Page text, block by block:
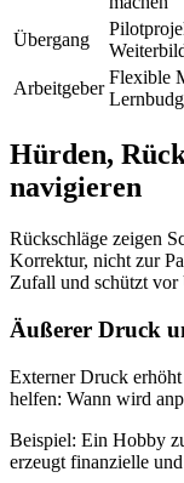
Übergang
Arbeitgeber
Flexible
Hürden,
navigieren
Rückschläge zeigen
Korrektur, nicht zur
Zufall und schützt vor
Äußerer Druck
Externer Druck
helfen: Wann wird
Beispiel: Ein Hobby
erzeugt finanzielle